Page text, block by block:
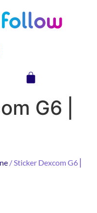
G6 ⎜
/ Sticker Dexcom G6 ⎜